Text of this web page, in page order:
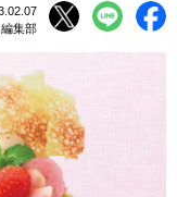
編集部